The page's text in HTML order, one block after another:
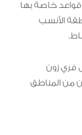
خاصة بها
الأنسب
فري زون
من المناطق